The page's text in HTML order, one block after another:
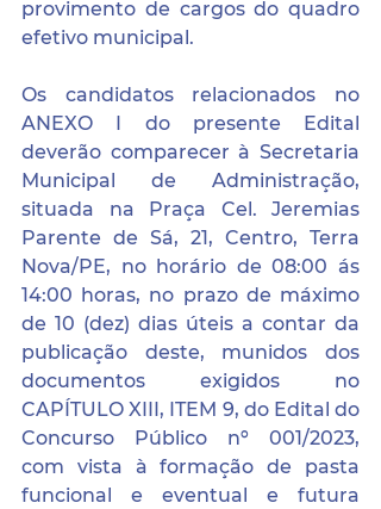
provimento de cargos do quadro
efetivo municipal.
Os candidatos relacionados no
ANEXO I do presente Edital
deverão comparecer à Secretaria
Municipal de Administração,
situada na Praça Cel. Jeremias
Parente de Sá, 21, Centro, Terra
Nova/PE, no horário de 08:00 ás
14:00 horas, no prazo de máximo
de 10 (dez) dias úteis a contar da
publicação deste, munidos dos
documentos exigidos no
CAPÍTULO XIII, ITEM 9, do Edital do
Concurso Público nº 001/2023,
com vista à formação de pasta
funcional e eventual e futura